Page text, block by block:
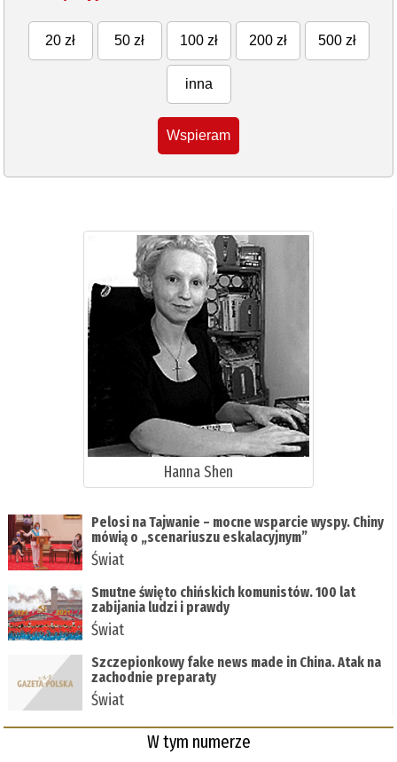
20 zł 50 zł 100 zł 200 zł 500 zł
inna
Wspieram
Hanna Shen
Pelosi na Tajwanie – mocne wsparcie wyspy. Chiny
mówią o „scenariuszu eskalacyjnym”
Świat
Smutne święto chińskich komunistów. 100 lat
zabijania ludzi i prawdy
Świat
Szczepionkowy fake news made in China. Atak na
zachodnie preparaty
Świat
W tym numerze